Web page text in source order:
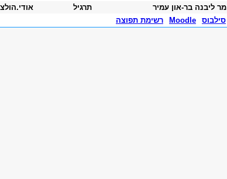
מר ליבנה בר-און עמיר
תרגיל
סילבוס
Moodle רשימת תפוצה